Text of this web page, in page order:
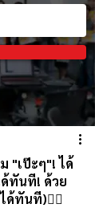
"เป๊ะๆ"! ได้
ด้ทันที! ด้วย
ทันที)👇🏻